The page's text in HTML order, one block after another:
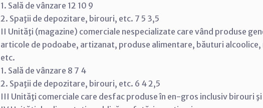
1. Sală de vânzare 12 10 9
2. Spaţii de depozitare, birouri, etc. 7 5 3,5
II Unităţi (magazine) comerciale nespecializate care vând produse
articole de podoabe, artizanat, produse alimentare, băuturi
etc.
1. Sală de vânzare 8 7 4
2. Spaţii de depozitare, birouri, etc. 6 4 2,5
III Unităţi comerciale care desfac produse în en-gros inclusiv birouri şi